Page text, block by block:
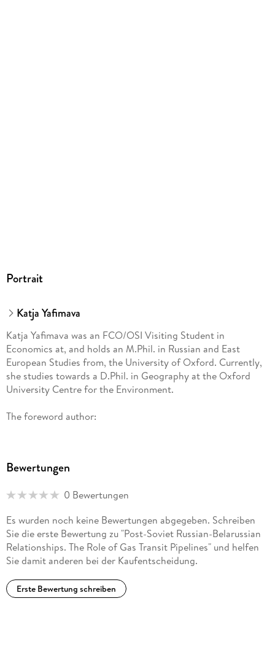
Portrait
Katja Yafimava
Katja Yafimava was an FCO/OSI Visiting Student in
Economics at, and holds an M.Phil. in Russian and East
European Studies from, the University of Oxford. Currently,
she studies towards a D.Phil. in Geography at the Oxford
University Centre for the Environment.
The foreword author:
Bewertungen
0 Bewertungen
Es wurden noch keine Bewertungen abgegeben. Schreiben
Sie die erste Bewertung zu "Post-Soviet Russian-Belarussian
Relationships. The Role of Gas Transit Pipelines" und helfen
Sie damit anderen bei der Kaufentscheidung.
Erste Bewertung schreiben